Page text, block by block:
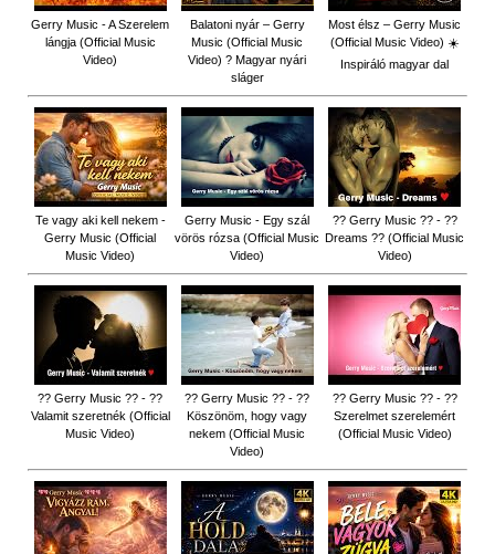
Gerry Music - A Szerelem
lángja (Official Music
Video)
Balatoni nyár – Gerry
Music (Official Music
Video) ? Magyar nyári
sláger
Most élsz – Gerry Music
(Official Music Video) ☀️
Inspiráló magyar dal
Te vagy aki kell nekem -
Gerry Music (Official
Music Video)
Gerry Music - Egy szál
vörös rózsa (Official Music
Video)
?? Gerry Music ?? - ??
Dreams ?? (Official Music
Video)
?? Gerry Music ?? - ??
Valamit szeretnék (Official
Music Video)
?? Gerry Music ?? - ??
Köszönöm, hogy vagy
nekem (Official Music
Video)
?? Gerry Music ?? - ??
Szerelmet szerelemért
(Official Music Video)